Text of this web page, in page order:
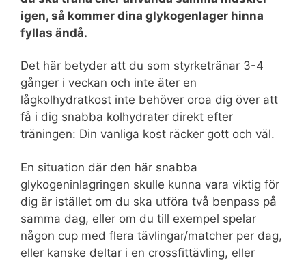
igen, så kommer dina glykogenlager hinna
fyllas ändå.
Det här betyder att du som styrketränar 3-4
gånger i veckan och inte äter en
lågkolhydratkost inte behöver oroa dig över att
få i dig snabba kolhydrater direkt efter
träningen: Din vanliga kost räcker gott och väl.
En situation där den här snabba
glykogeninlagringen skulle kunna vara viktig för
dig är istället om du ska utföra två benpass på
samma dag, eller om du till exempel spelar
någon cup med flera tävlingar/matcher per dag,
eller kanske deltar i en crossfittävling, eller